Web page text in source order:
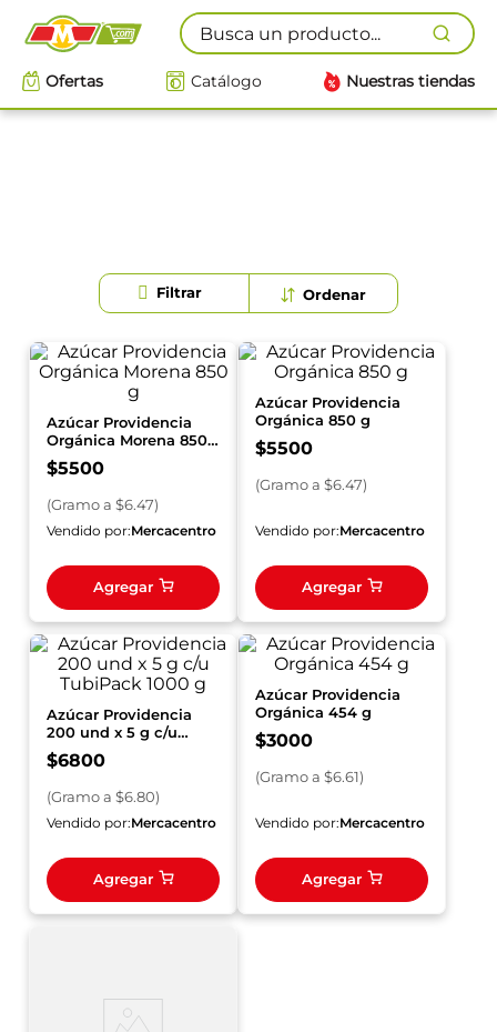
Busca un producto...
Ofertas Catálogo Nuestras tiendas
Azúcar Providencia
Orgánica Morena 850
g
$5500
(Gramoa $6.47)
Vendido por:Mercacentro
Agregar
Azúcar Providencia
Orgánica 850 g
$5500
(Gramoa $6.47)
Vendido por:Mercacentro
Agregar
Azúcar Providencia
200 und x 5 g c/u
TubiPack 1000 g
$6800
(Gramoa $6.80)
Vendido por:Mercacentro
Agregar
Azúcar Providencia
Orgánica 454 g
$3000
(Gramoa $6.61)
Vendido por:Mercacentro
Agregar